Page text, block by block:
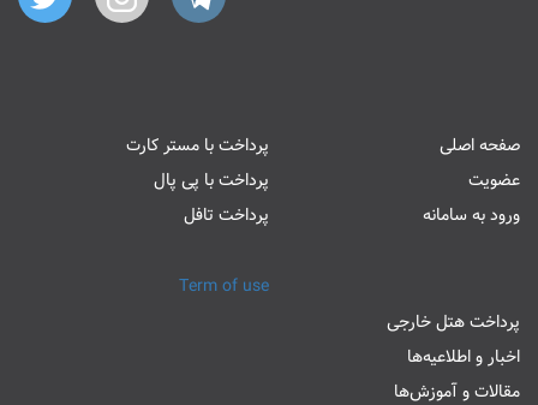
صفحه اصلی
عضویت
ورود به سامانه
پرداخت با مستر کارت
پرداخت با پی پال
پرداخت تافل
پرداخت هتل خارجی
اخبار و اطلاعیه‌ها
مقالات و آموزش‌ها
Term of use